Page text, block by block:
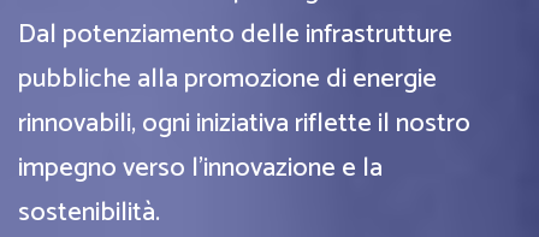
Dal potenziamento delle infrastrutture
pubbliche alla promozione di energie
rinnovabili, ogni iniziativa riflette il nostro
impegno verso l'innovazione e la
sostenibilità.